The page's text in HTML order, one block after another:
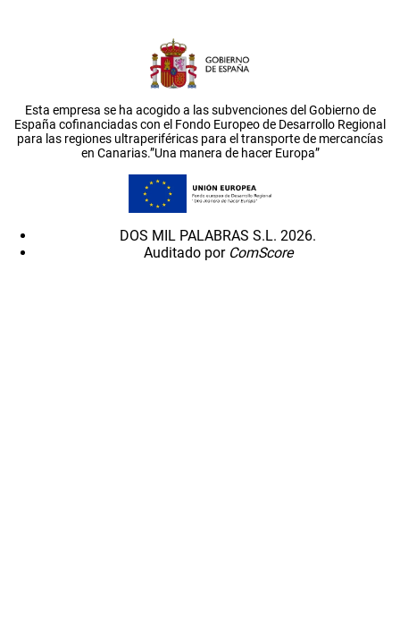
Esta empresa se ha acogido a las subvenciones del Gobierno de
España cofinanciadas con el Fondo Europeo de Desarrollo Regional
para las regiones ultraperiféricas para el transporte de mercancías
en Canarias.”Una manera de hacer Europa”
DOS MIL PALABRAS S.L. 2026.
Auditado por ComScore